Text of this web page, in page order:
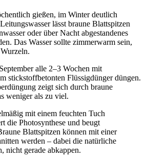
gießen, im Winter deutlich
lässt braune Blattspitzen
oder über Nacht abgestandenes
Das Wasser sollte zimmerwarm sein,
alle 2–3 Wochen mit
stickstoffbetonten Flüssigdünger düngen.
zeigt sich durch braune
weniger als zu viel.
mit einem feuchten Tuch
die Photosynthese und beugt
Blattspitzen können mit einer
werden – dabei die natürliche
nicht gerade abkappen.